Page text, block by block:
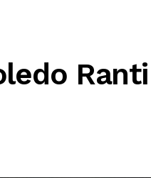
Ranti